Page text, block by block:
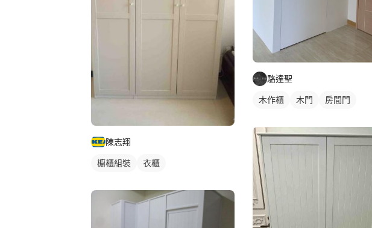
陳志翔
櫥櫃組裝 衣櫃
駱達聖
木作櫃 木門 房間門